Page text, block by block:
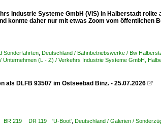
Industrie Systeme GmbH (VIS) in Halberstadt
konnte daher nur mit etwas Zoom vom öffentlichen
Sonderfahrten Deutschland / Bahnbetriebswerke / Bw
Unternehmen (L - Z) / Verkehrs Industrie Systeme GmbH,
als DLFB 93507 im Ostseebad Binz. - 25.07.2026 
BR 219 DR 119 'U-Boot' Deutschland / Galerien /